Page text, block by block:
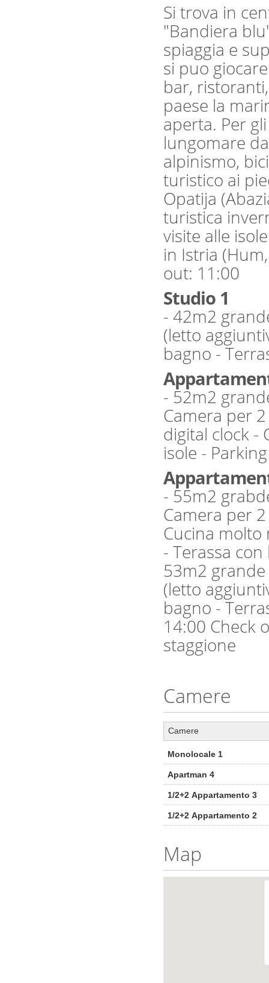
Si trova in
"Bandiera
spiaggia e
si puo
bar,
paese la
aperta. Per
lungomare
alpinismo,
turistico ai
Opatija
turistica
visite alle
in Istria (Hum, Pola,
out: 11:00
Studio 1
- 42m2
(letto
bagno -
- 52m2
Camera per
digital clock -
isole -
- 55m2
Camera per
Cucina molto
- Terassa con bella
53m2
(letto
bagno -
14:00 Check out: 11:00
staggione
Camere
Camere
Monolocale 1
Apartman 4
1/2+2 Appartamento 3
1/2+2 Appartamento 2
Map